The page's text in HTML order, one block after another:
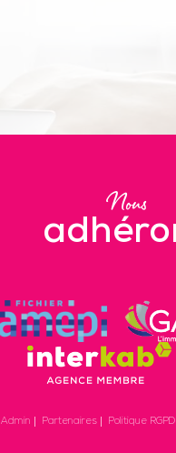
Nous
Admin Partenaires Politique RGPD